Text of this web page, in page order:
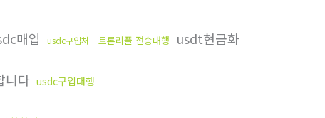
매입 usdc구입처 트론리플 전송대행 usdt현금화
니다 usdc구입대행